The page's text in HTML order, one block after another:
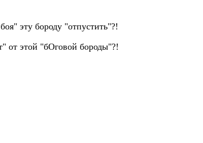
эту бороду "отпустить"?!
от этой "бОговой бороды"?!